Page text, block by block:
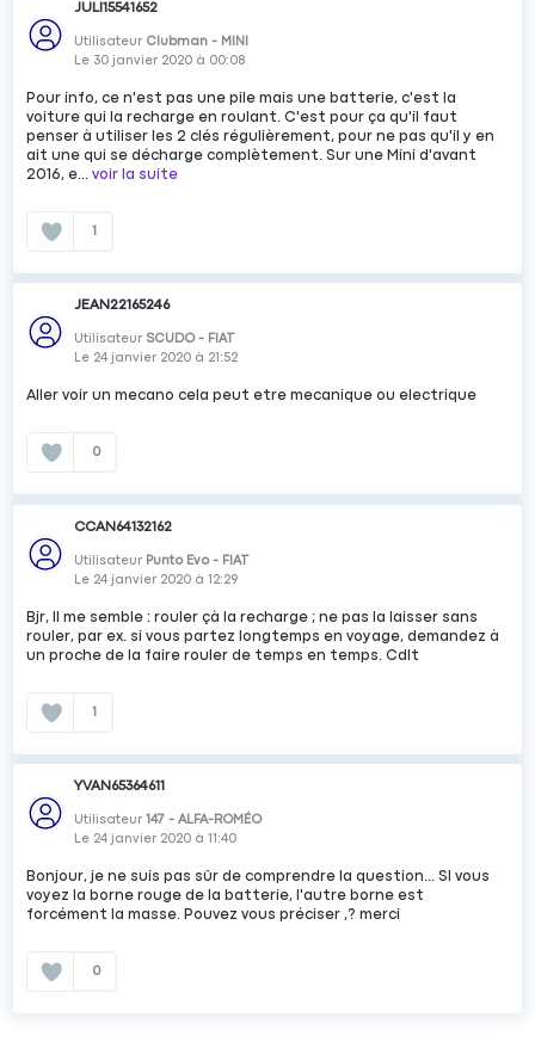
JULI15541652
Utilisateur Clubman - MINI
Le 30 janvier 2020 à 00:08
Pour info, ce n'est pas une pile mais une batterie, c'est la
voiture qui la recharge en roulant. C'est pour ça qu'il faut
penser à utiliser les 2 clés régulièrement, pour ne pas qu'il y en
ait une qui se décharge complètement. Sur une Mini d'avant
2016, e...voir la suite
1
JEAN22165246
Utilisateur SCUDO - FIAT
Le 24 janvier 2020 à 21:52
Aller voir un mecano cela peut etre mecanique ou electrique
0
CCAN64132162
Utilisateur Punto Evo - FIAT
Le 24 janvier 2020 à12:29
Bjr, Il me semble : rouler çà la recharge ; ne pas la laisser sans
rouler, par ex. si vous partez longtemps en voyage, demandez à
un proche de la faire rouler de temps en temps. Cdlt
1
YVAN65364611
Utilisateur147 - ALFA-ROMÉO
Le 24 janvier 2020 à11:40
Bonjour, je ne suis pas sûr de comprendre la question... SI vous
voyez la borne rouge de la batterie, l'autre borne est
forcément la masse. Pouvez vous préciser ,? merci
0